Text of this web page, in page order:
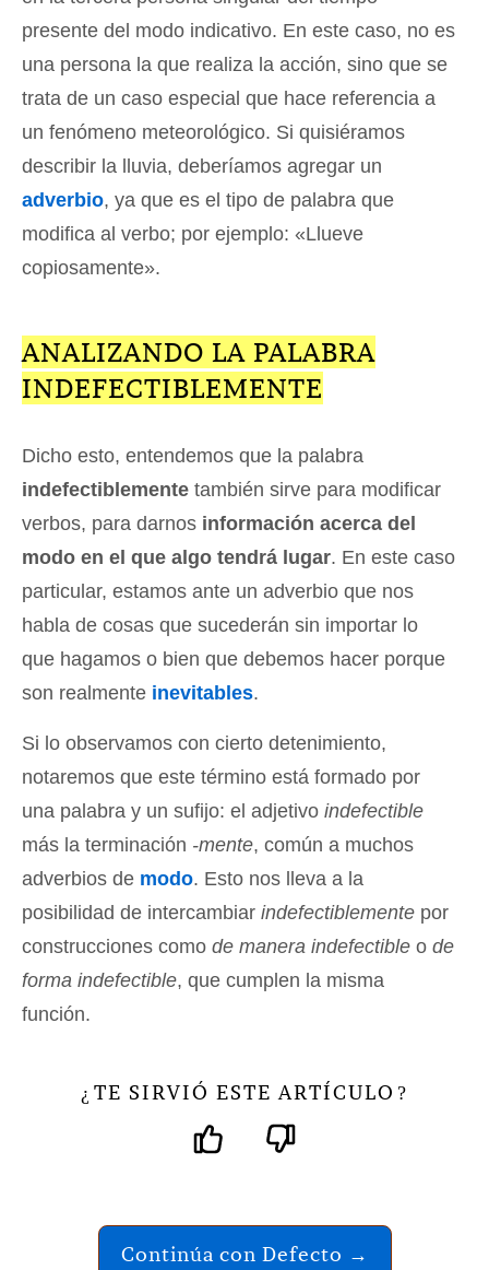
presente del modo indicativo. En este caso, no es
una persona la que realiza la acción, sino que se
trata de un caso especial que hace referencia a
un fenómeno meteorológico. Si quisiéramos
describir la lluvia, deberíamos agregar un
adverbio, ya que es el tipo de palabra que
modifica al verbo; por ejemplo: «Llueve
copiosamente».
ANALIZANDO LA PALABRA
INDEFECTIBLEMENTE
Dicho esto, entendemos que la palabra
indefectiblemente también sirve para modificar
verbos, para darnos información acerca del
modo en el que algo tendrá lugar. En este caso
particular, estamos ante un adverbio que nos
habla de cosas que sucederán sin importar lo
que hagamos o bien que debemos hacer porque
son realmente inevitables.
Si lo observamos con cierto detenimiento,
notaremos que este término está formado por
una palabra y un sufijo: el adjetivo indefectible
más la terminación -mente, común a muchos
adverbios de modo. Esto nos lleva a la
posibilidad de intercambiar indefectiblemente por
construcciones como de manera indefectible o de
forma indefectible, que cumplen la misma
función.
¿ TE SIRVIÓ ESTE ARTÍCULO ?
Continúa con Defecto →